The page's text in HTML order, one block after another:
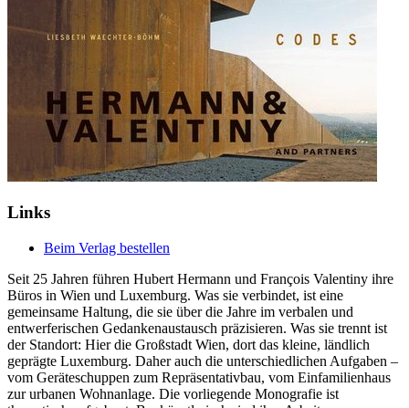
Links
Beim Verlag bestellen
Seit 25 Jahren führen Hubert Hermann und François Valentiny ihre
Büros in Wien und Luxemburg. Was sie verbindet, ist eine
gemeinsame Haltung, die sie über die Jahre im verbalen und
entwerferischen Gedankenaustausch präzisieren. Was sie trennt ist
der Standort: Hier die Großstadt Wien, dort das kleine, ländlich
geprägte Luxemburg. Daher auch die unterschiedlichen Aufgaben –
vom Geräteschuppen zum Repräsentativbau, vom Einfamilienhaus
zur urbanen Wohnanlage. Die vorliegende Monografie ist